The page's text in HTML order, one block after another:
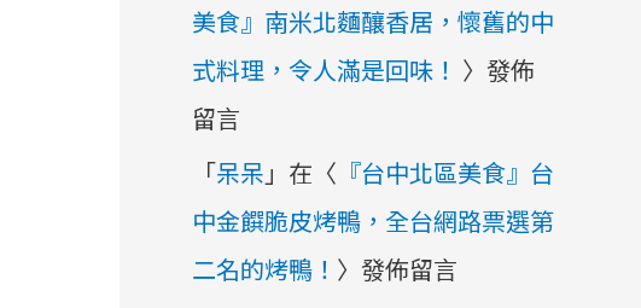
美食』南米北麵釀香居，懷舊的中
式料理，令人滿是回味！ 〉發佈
留言
「呆呆 」在〈 『台中北區美食』台
中金饌脆皮烤鴨，全台網路票選第
二名的烤鴨！ 〉發佈留言